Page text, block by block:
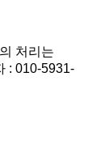
처리는
: 010-5931-